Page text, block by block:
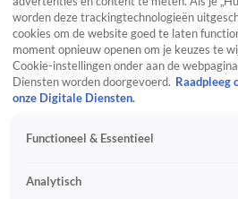
worden deze trackingtechnologieën
cookies om de website goed te laten
moment opnieuw openen om je keuzes te
Cookie-instellingen onder aan de
Diensten worden doorgevoerd. Raadpleeg
onze Digitale Diensten.
Functioneel & Essentieel
Analytisch